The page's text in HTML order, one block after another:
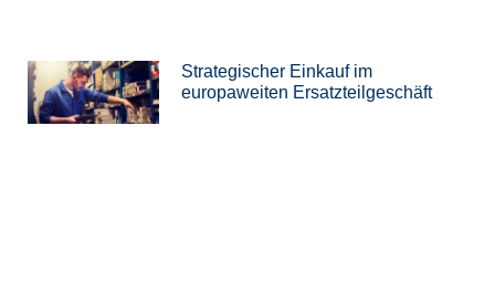
Strategischer Einkauf im
europaweiten Ersatzteilgeschäft